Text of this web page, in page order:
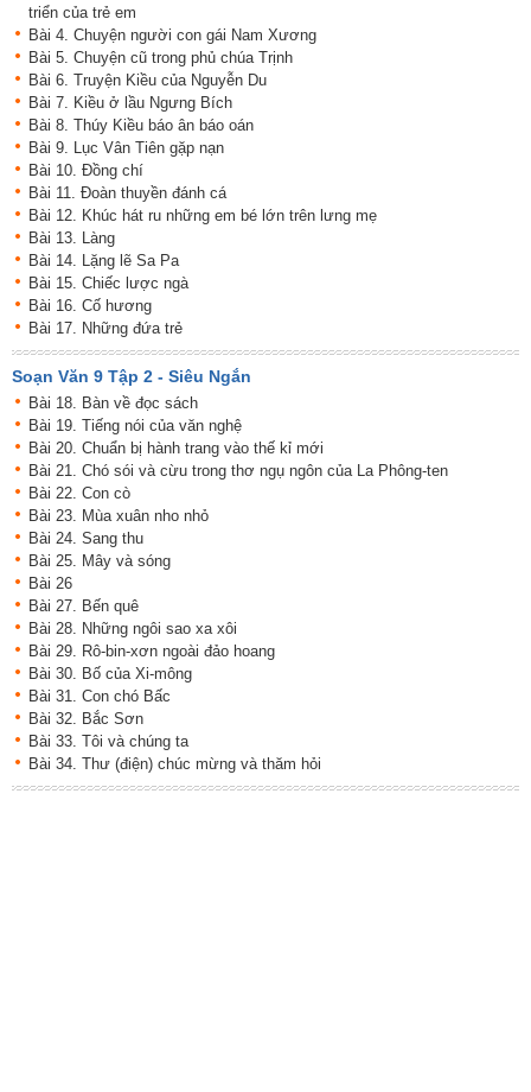
triển của trẻ em
Bài 4. Chuyện người con gái Nam Xương
Bài 5. Chuyện cũ trong phủ chúa Trịnh
Bài 6. Truyện Kiều của Nguyễn Du
Bài 7. Kiều ở lầu Ngưng Bích
Bài 8. Thúy Kiều báo ân báo oán
Bài 9. Lục Vân Tiên gặp nạn
Bài 10. Đồng chí
Bài 11. Đoàn thuyền đánh cá
Bài 12. Khúc hát ru những em bé lớn trên lưng mẹ
Bài 13. Làng
Bài 14. Lặng lẽ Sa Pa
Bài 15. Chiếc lược ngà
Bài 16. Cố hương
Bài 17. Những đứa trẻ
Soạn Văn 9 Tập 2 - Siêu Ngắn
Bài 18. Bàn về đọc sách
Bài 19. Tiếng nói của văn nghệ
Bài 20. Chuẩn bị hành trang vào thế kỉ mới
Bài 21. Chó sói và cừu trong thơ ngụ ngôn của La Phông-ten
Bài 22. Con cò
Bài 23. Mùa xuân nho nhỏ
Bài 24. Sang thu
Bài 25. Mây và sóng
Bài 26
Bài 27. Bến quê
Bài 28. Những ngôi sao xa xôi
Bài 29. Rô-bin-xơn ngoài đảo hoang
Bài 30. Bố của Xi-mông
Bài 31. Con chó Bấc
Bài 32. Bắc Sơn
Bài 33. Tôi và chúng ta
Bài 34. Thư (điện) chúc mừng và thăm hỏi